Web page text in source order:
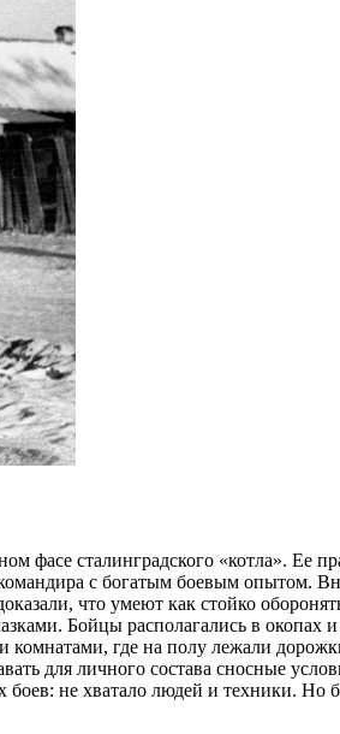
фасе сталинградского «котла». Ее
с богатым боевым опытом.
что умеют как стойко
Бойцы располагались в окопах
где на полу лежали
для личного состава сносные
боев: не хватало людей и техники.